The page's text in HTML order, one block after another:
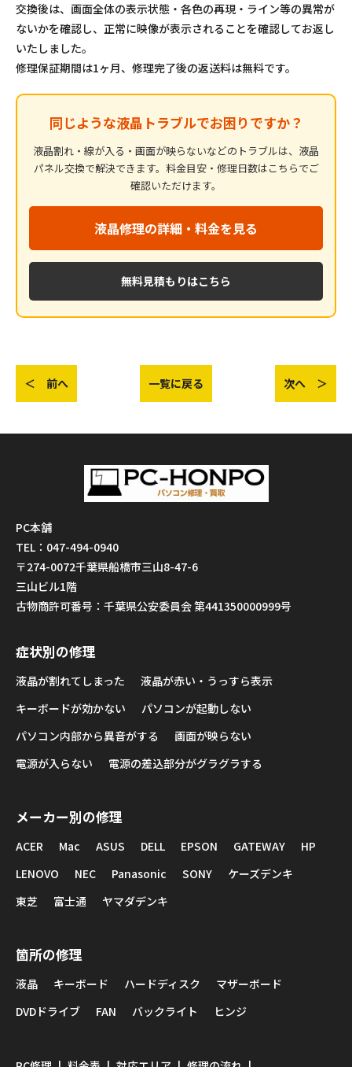
交換後は、画面全体の表示状態・各色の再現・ライン等の異常が
ないかを確認し、正常に映像が表示されることを確認してお返し
いたしました。
修理保証期間は1ヶ月、修理完了後の返送料は無料です。
同じような液晶トラブルでお困りですか？
液晶割れ・線が入る・画面が映らないなどのトラブルは、液晶
パネル交換で解決できます。料金目安・修理日数はこちらでご
確認いただけます。
液晶修理の詳細・料金を見る
無料見積もりはこちら
＜ 前へ 一覧に戻る 次へ ＞
PC本舗
TEL：047-494-0940
〒274-0072千葉県船橋市三山8-47-6
三山ビル1階
古物商許可番号：千葉県公安委員会 第441350000999号
症状別の修理
液晶が割れてしまった
液晶が赤い・うっすら表示
キーボードが効かない
パソコンが起動しない
パソコン内部から異音がする
画面が映らない
電源が入らない
電源の差込部分がグラグラする
メーカー別の修理
ACER Mac ASUS DELL EPSON GATEWAY
HP
LENOVO
NEC Panasonic SONY
ケーズデンキ
東芝
富士通 ヤマダデンキ
箇所の修理
液晶 キーボード ハードディスク
マザーボード
DVDドライブ
FAN バックライト ヒンジ